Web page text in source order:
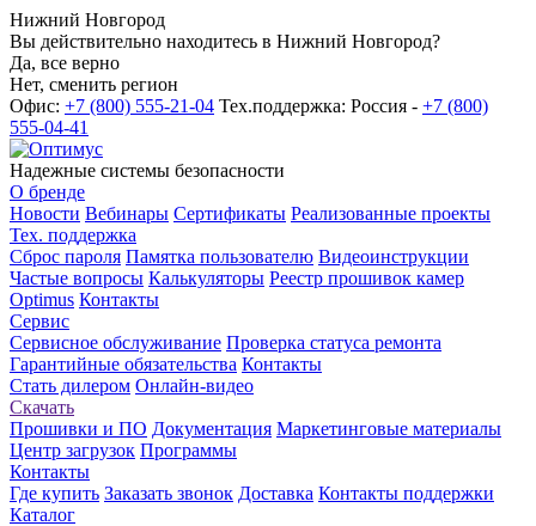
Нижний Новгород
Вы действительно находитесь в Нижний Новгород?
Да, все верно
Нет, сменить регион
Офис: +7 (800) 555-21-04 Тех.поддержка: Россия - +7 (800)
555-04-41
Надежные системы безопасности
О бренде
Новости Вебинары Сертификаты Реализованные проекты
Тех. поддержка
Сброс пароля Памятка пользователю Видеоинструкции
Частые вопросы Калькуляторы Реестр прошивок камер
Optimus Контакты
Сервис
Сервисное обслуживание Проверка статуса ремонта
Гарантийные обязательства Контакты
Стать дилером Онлайн-видео
Скачать
Прошивки и ПО Документация Маркетинговые материалы
Центр загрузок Программы
Контакты
Где купить Заказать звонок Доставка Контакты поддержки
Каталог